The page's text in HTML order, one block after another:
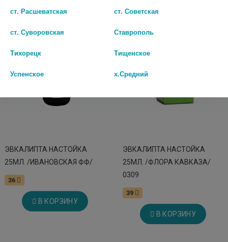
ЭВКАЛИПТА НАСТОЙКА
25МЛ. /ИВАНОВСКАЯ ФФ/
36
В КОРЗИНУ
ЭВКАЛИПТА НАСТОЙКА
25МЛ. /ФЛОРА КАВКАЗА/
0309
39
В КОРЗИНУ
ст. Расшеватская ст. Советская
ст. Суворовская Ставрополь
Тихорецк Тищенское
Успенское х.Средний